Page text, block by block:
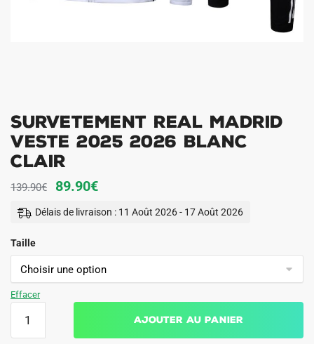
Survetement Real Madrid
Veste 2025 2026 Blanc
Clair
139.90€
Le
prix
139.90€.
89.90€Le
89.90€.
Délais de livraison : 11 Août 2026 - 17 Août 2026
Taille
Effacer
Ajouter au panier